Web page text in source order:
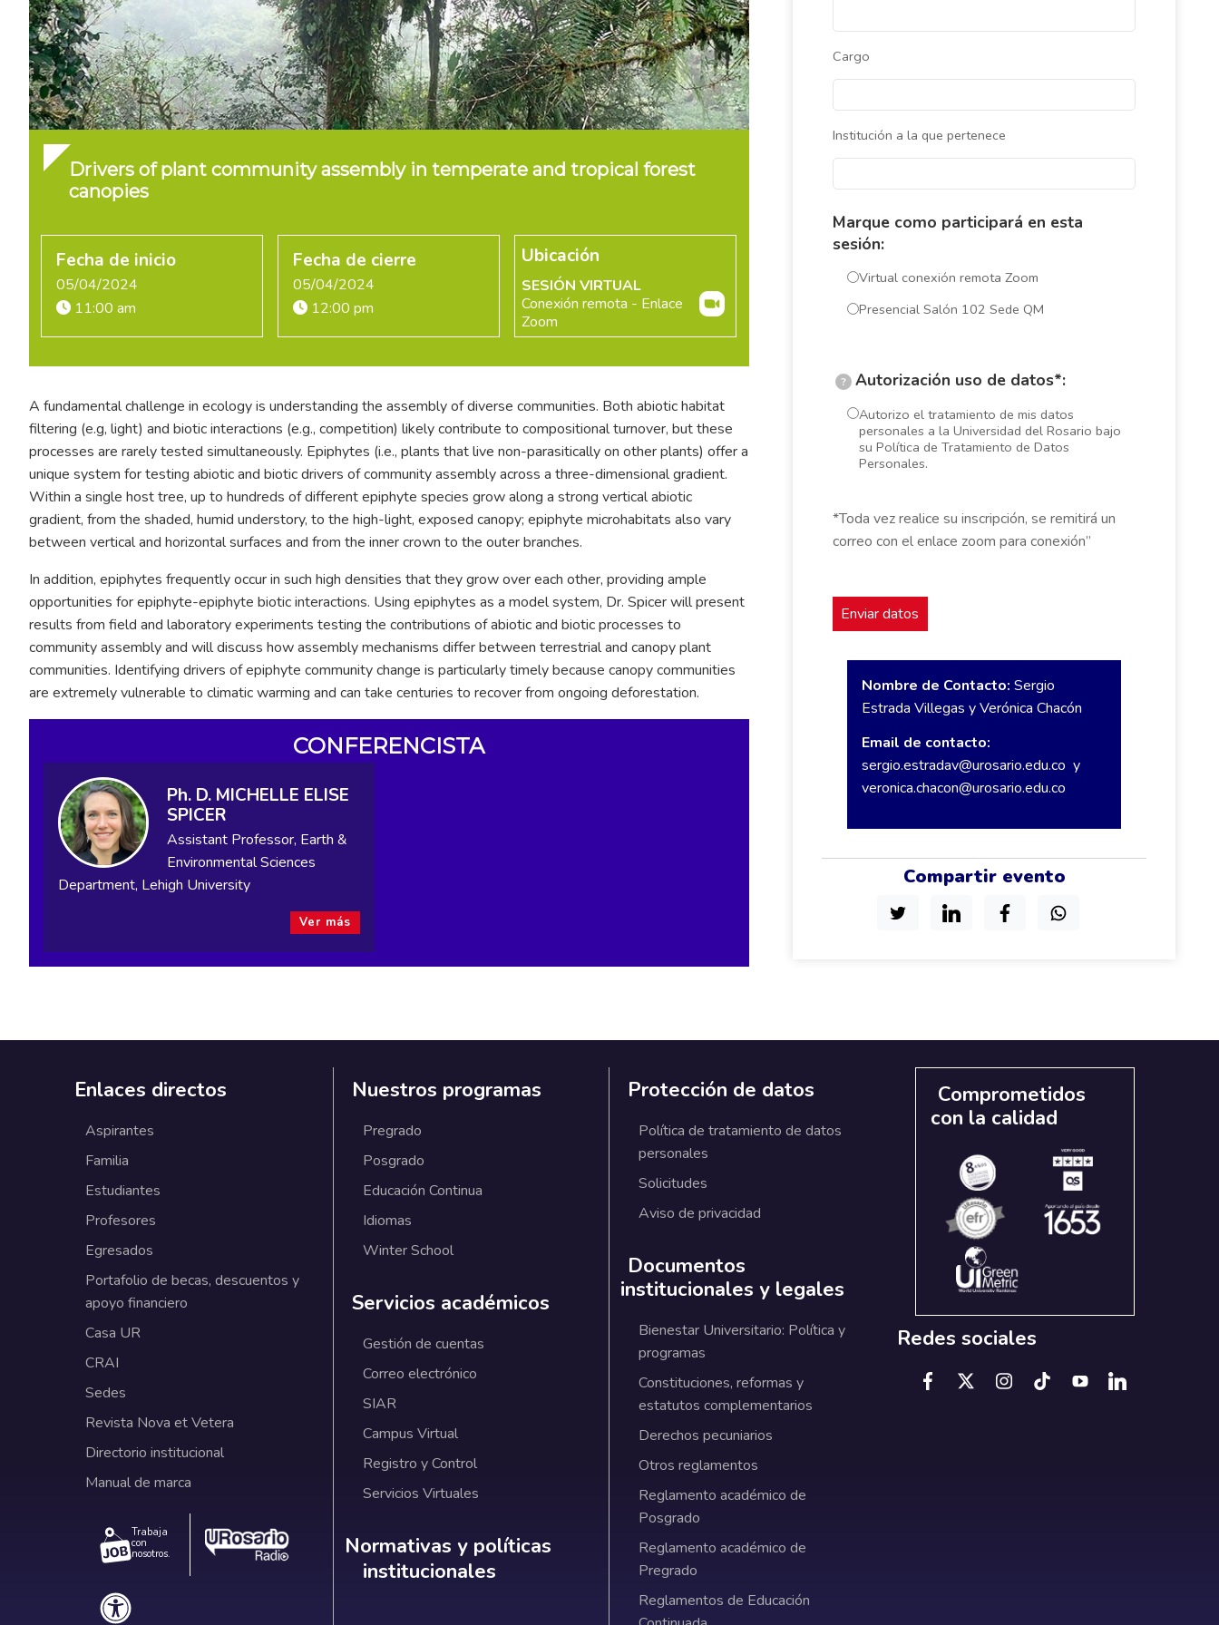
Cargo
Institución a la que pertenece
Marque como participará en esta
sesión:
Virtual conexión remota Zoom
Presencial Salón 102 Sede QM
? Autorización uso de datos*:
Autorizo el tratamiento de mis datos
personales a la Universidad del Rosario bajo
su Política de Tratamiento de Datos
Personales.
*Toda vez realice su inscripción, se remitirá un
correo con el enlace zoom para conexión”
Nombre de Contacto: Sergio
Estrada Villegas y Verónica Chacón
Email de contacto:
sergio.estradav@urosario.edu.co y
veronica.chacon@urosario.edu.co
Compartir evento
Drivers of plant community assembly in temperate and tropical forest
canopies
Fecha de inicio
05/04/2024
11:00 am
Fecha de cierre
05/04/2024
12:00 pm
Ubicación
SESIÓN VIRTUAL
Conexión remota - Enlace
Zoom
A fundamental challenge in ecology is understanding the assembly of diverse communities. Both abiotic habitat
filtering (e.g, light) and biotic interactions (e.g., competition) likely contribute to compositional turnover, but these
processes are rarely tested simultaneously. Epiphytes (i.e., plants that live non-parasitically on other plants) offer a
unique system for testing abiotic and biotic drivers of community assembly across a three-dimensional gradient.
Within a single host tree, up to hundreds of different epiphyte species grow along a strong vertical abiotic
gradient, from the shaded, humid understory, to the high-light, exposed canopy; epiphyte microhabitats also vary
between vertical and horizontal surfaces and from the inner crown to the outer branches.
In addition, epiphytes frequently occur in such high densities that they grow over each other, providing ample
opportunities for epiphyte-epiphyte biotic interactions. Using epiphytes as a model system, Dr. Spicer will present
results from field and laboratory experiments testing the contributions of abiotic and biotic processes to
community assembly and will discuss how assembly mechanisms differ between terrestrial and canopy plant
communities. Identifying drivers of epiphyte community change is particularly timely because canopy communities
are extremely vulnerable to climatic warming and can take centuries to recover from ongoing deforestation.
CONFERENCISTA
Ph. D. MICHELLE ELISE
SPICER
Assistant Professor, Earth &
Environmental Sciences
Department, Lehigh University
Ver más
Enlaces directos
Aspirantes
Familia
Estudiantes
Profesores
Egresados
Portafolio de becas, descuentos y
apoyo financiero
Casa UR
CRAI
Sedes
Revista Nova et Vetera
Directorio institucional
Manual de marca
Trabaja
con
nosotros.
Nuestros programas
Pregrado
Posgrado
Educación Continua
Idiomas
Winter School
Servicios académicos
Gestión de cuentas
Correo electrónico
SIAR
Campus Virtual
Registro y Control
Servicios Virtuales
Normativas y políticas institucionales
Normativas y políticas
institucionales
Protección de datos
Política de tratamiento de datos
personales
Solicitudes
Aviso de privacidad
Documentos
institucionales y legales
Bienestar Universitario: Política y
programas
Constituciones, reformas y
estatutos complementarios
Derechos pecuniarios
Otros reglamentos
Reglamento académico de
Posgrado
Reglamento académico de
Pregrado
Reglamentos de Educación
Comprometidos
con la calidad
Redes sociales